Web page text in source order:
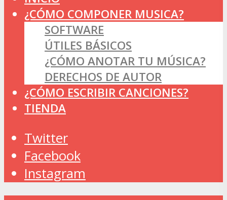
¿CÓMO COMPONER MUSICA?
SOFTWARE
ÚTILES BÁSICOS
¿CÓMO ANOTAR TU MÚSICA?
DERECHOS DE AUTOR
¿CÓMO ESCRIBIR CANCIONES?
TIENDA
Twitter
Facebook
Instagram